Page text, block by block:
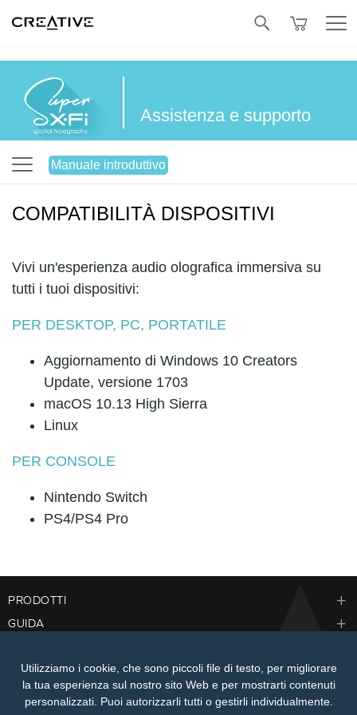
Utilizziamo i cookie, che sono piccoli file di testo, per migliorare
la tua esperienza sul nostro sito Web e per mostrarti contenuti
personalizzati. Puoi autorizzarli tutti o gestirli individualmente.
Assistenza e supporto
Manuale introduttivo
COMPATIBILITÀ DISPOSITIVI
Vivi un'esperienza audio olografica immersiva su
tutti i tuoi dispositivi:
PER DESKTOP, PC, PORTATILE
Aggiornamento di Windows 10 Creators
Update, versione 1703
macOS 10.13 High Sierra
Linux
PER CONSOLE
Nintendo Switch
PS4/PS4 Pro
PRODOTTI
GUIDA